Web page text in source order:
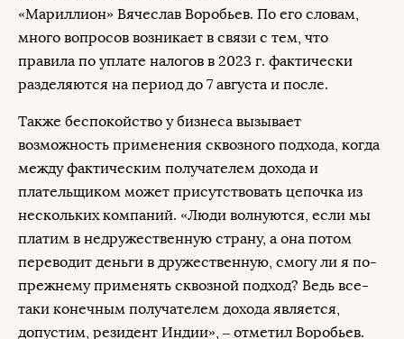
«Мариллион» Вячеслав Воробьев. По его словам,
много вопросов возникает в связи с тем, что
правила по уплате налогов в 2023 г. фактически
разделяются на период до 7 августа и после.
Также беспокойство у бизнеса вызывает
возможность применения сквозного подхода, когда
между фактическим получателем дохода и
плательщиком может присутствовать цепочка из
нескольких компаний. «Люди волнуются, если мы
платим в недружественную страну, а она потом
переводит деньги в дружественную, смогу ли я по-
прежнему применять сквозной подход? Ведь все-
таки конечным получателем дохода является,
допустим, резидент Индии», – отметил Воробьев.